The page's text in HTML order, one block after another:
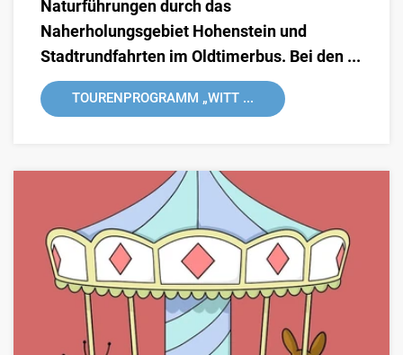
Naturführungen durch das
Naherholungsgebiet Hohenstein und
Stadtrundfahrten im Oldtimerbus. Bei den ...
TOURENPROGRAMM „WITT ...